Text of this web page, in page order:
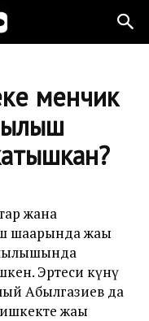
менчик
жана
шаарында жаңы
Эртеси күнү
Абылгазиев да
жаңы